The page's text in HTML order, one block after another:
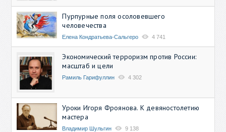
Пурпурные поля осоловевшего
человечества
Елена Кондратьева-Сальгеро 4 741
Экономический терроризм против России:
масштаб и цели
Рамиль Гарифуллин 4 302
Уроки Игоря Фроянова. К девяностолетию
мастера
Владимир Шульгин 9 138